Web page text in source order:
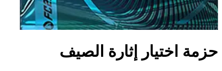
حزمة اختيار إثارة الصيف